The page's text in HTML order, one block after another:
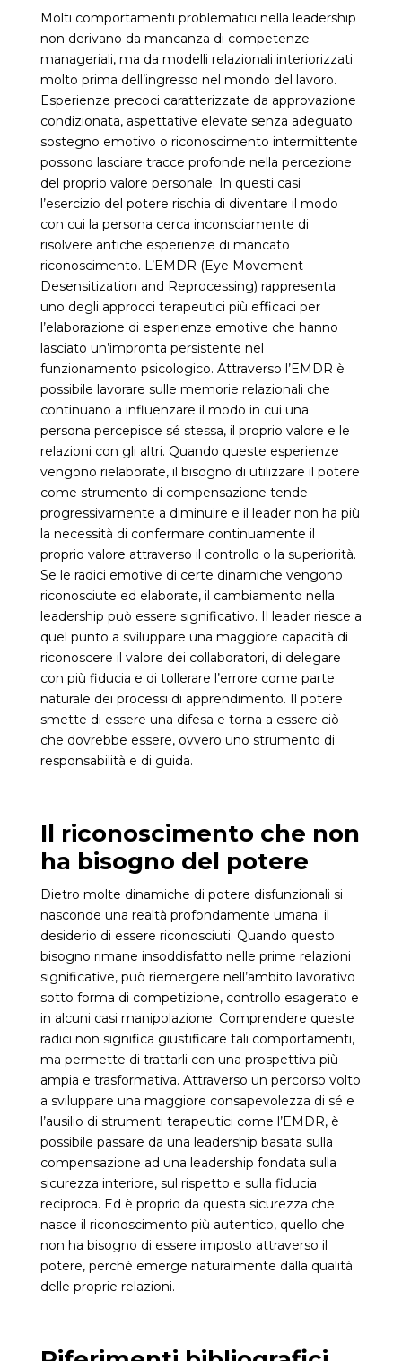
Molti comportamenti problematici nella leadership
non derivano da mancanza di competenze
manageriali, ma da modelli relazionali interiorizzati
molto prima dell’ingresso nel mondo del lavoro.
Esperienze precoci caratterizzate da approvazione
condizionata, aspettative elevate senza adeguato
sostegno emotivo o riconoscimento intermittente
possono lasciare tracce profonde nella percezione
del proprio valore personale. In questi casi
l’esercizio del potere rischia di diventare il modo
con cui la persona cerca inconsciamente di
risolvere antiche esperienze di mancato
riconoscimento. L’EMDR (Eye Movement
Desensitization and Reprocessing) rappresenta
uno degli approcci terapeutici più efficaci per
l’elaborazione di esperienze emotive che hanno
lasciato un’impronta persistente nel
funzionamento psicologico. Attraverso l’EMDR è
possibile lavorare sulle memorie relazionali che
continuano a influenzare il modo in cui una
persona percepisce sé stessa, il proprio valore e le
relazioni con gli altri. Quando queste esperienze
vengono rielaborate, il bisogno di utilizzare il potere
come strumento di compensazione tende
progressivamente a diminuire e il leader non ha più
la necessità di confermare continuamente il
proprio valore attraverso il controllo o la superiorità.
Se le radici emotive di certe dinamiche vengono
riconosciute ed elaborate, il cambiamento nella
leadership può essere significativo. Il leader riesce a
quel punto a sviluppare una maggiore capacità di
riconoscere il valore dei collaboratori, di delegare
con più fiducia e di tollerare l’errore come parte
naturale dei processi di apprendimento. Il potere
smette di essere una difesa e torna a essere ciò
che dovrebbe essere, ovvero uno strumento di
responsabilità e di guida.
Il riconoscimento che non
ha bisogno del potere
Dietro molte dinamiche di potere disfunzionali si
nasconde una realtà profondamente umana: il
desiderio di essere riconosciuti. Quando questo
bisogno rimane insoddisfatto nelle prime relazioni
significative, può riemergere nell’ambito lavorativo
sotto forma di competizione, controllo esagerato e
in alcuni casi manipolazione. Comprendere queste
radici non significa giustificare tali comportamenti,
ma permette di trattarli con una prospettiva più
ampia e trasformativa. Attraverso un percorso volto
a sviluppare una maggiore consapevolezza di sé e
l’ausilio di strumenti terapeutici come l’EMDR, è
possibile passare da una leadership basata sulla
compensazione ad una leadership fondata sulla
sicurezza interiore, sul rispetto e sulla fiducia
reciproca. Ed è proprio da questa sicurezza che
nasce il riconoscimento più autentico, quello che
non ha bisogno di essere imposto attraverso il
potere, perché emerge naturalmente dalla qualità
delle proprie relazioni.